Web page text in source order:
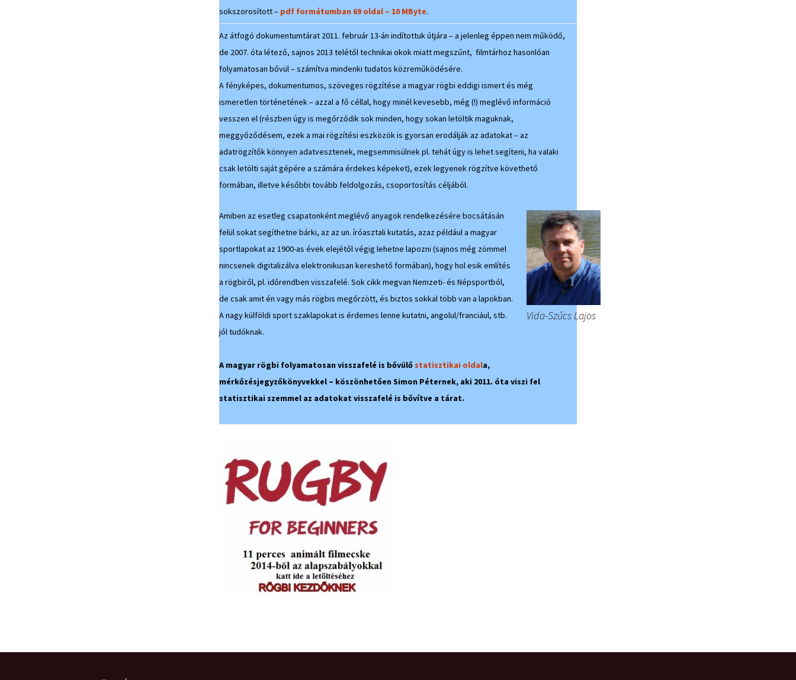
sokszorosított – pdf formátumban 69 oldal – 10 MByte.
Az átfogó dokumentumtárat 2011. február 13-án indítottuk útjára – a jelenleg éppen nem működő,
de 2007. óta létező, sajnos 2013 telétől technikai okok miatt megszűnt, filmtárhoz hasonlóan
folyamatosan bővül – számítva mindenki tudatos közreműködésére.
A fényképes, dokumentumos, szöveges rögzítése a magyar rögbi eddigi ismert és még
ismeretlen történetének – azzal a fő céllal, hogy minél kevesebb, még (!) meglévő információ
vesszen el (részben úgy is megőrződik sok minden, hogy sokan letöltik maguknak,
meggyőződésem, ezek a mai rögzítési eszközök is gyorsan erodálják az adatokat – az
adatrögzítők könnyen adatvesztenek, megsemmisülnek pl. tehát úgy is lehet segíteni, ha valaki
csak letölti saját gépére a számára érdekes képeket), ezek legyenek rögzítve követhető
formában, illetve későbbi tovább feldolgozás, csoportosítás céljából.
Vida-Szűcs Lajos
Amiben az esetleg csapatonként meglévő anyagok rendelkezésére bocsátásán
felül sokat segíthetne bárki, az az un. íróasztali kutatás, azaz például a magyar
sportlapokat az 1900-as évek elejétől végig lehetne lapozni (sajnos még zömmel
nincsenek digitalizálva elektronikusan kereshető formában), hogy hol esik említés
a rögbiről, pl. időrendben visszafelé. Sok cikk megvan Nemzeti- és Népsportból,
de csak amit én vagy más rögbis megőrzött, és biztos sokkal több van a lapokban.
A nagy külföldi sport szaklapokat is érdemes lenne kutatni, angolul/franciául, stb.
jól tudóknak.
A magyar rögbi folyamatosan visszafelé is bővülőstatisztikai oldala,
mérkőzésjegyzőkönyvekkel – köszönhetően Simon Péternek, aki 2011. óta viszi fel
statisztikai szemmel az adatokat visszafelé is bővítve a tárat.